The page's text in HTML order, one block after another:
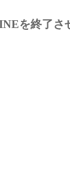
を終了さ